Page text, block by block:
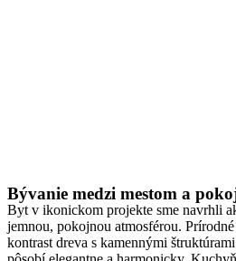
Bývanie medzi mestom a
Byt v ikonickom projekte sme navrhli
jemnou, pokojnou atmosférou.
kontrast dreva s kamennými